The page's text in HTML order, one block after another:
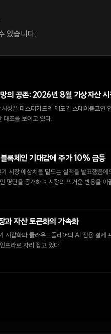
있습니다.
의 공존: 2026년 8월 가상자산 시
장은 마스터카드의 제도권 스테이블코인
대조를 보이고 있다.
록체인 기대감에 주가 10% 급등
시장 예상치를 밑도는 실적을 발표했음에
명단을 공개하며 시장의 뜨거운 반응을 이
과 자산 토큰화의 가속화
갑화와 클라우드플레어의 AI 전용 결제
프라로 자리 잡고 있다.